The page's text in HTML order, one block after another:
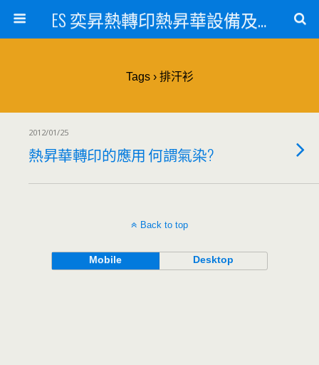
ES 奕昇熱轉印熱昇華設備及數位直噴印刷機技術
Tags › 排汗衫
2012/01/25
熱昇華轉印的應用 何謂氣染?
Back to top
Mobile Desktop